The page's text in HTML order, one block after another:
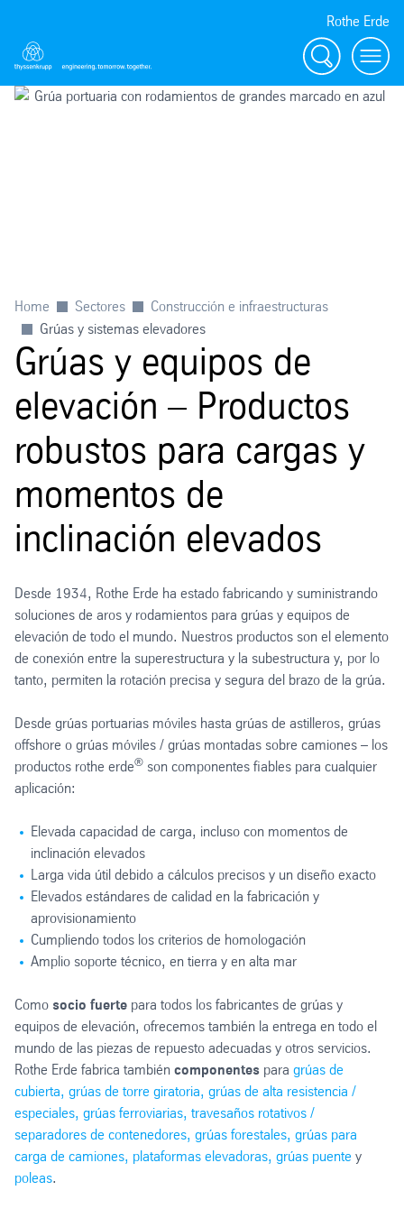
Rothe Erde
Buscar
Home Sectores
Construcción e infraestructuras
Grúas y sistemas elevadores
Grúas y equipos de
elevación – Productos
robustos para cargas y
momentos de
inclinación elevados
Desde 1934, Rothe Erde ha estado fabricando y suministrando
soluciones de aros y rodamientos para grúas y equipos de
elevación de todo el mundo. Nuestros productos son el elemento
de conexión entre la superestructura y la subestructura y, por lo
tanto, permiten la rotación precisa y segura del brazo de la grúa.
Desde grúas portuarias móviles hasta grúas de astilleros, grúas
offshore o grúas móviles / grúas montadas sobre camiones – los
productos rothe erde® son componentes fiables para cualquier
aplicación:
Elevada capacidad de carga, incluso con momentos de
inclinación elevados
Larga vida útil debido a cálculos precisos y un diseño exacto
Elevados estándares de calidad en la fabricación y
aprovisionamiento
Cumpliendo todos los criterios de homologación
Amplio soporte técnico, en tierra y en alta mar
Como socio fuerte para todos los fabricantes de grúas y
equipos de elevación, ofrecemos también la entrega en todo el
mundo de las piezas de repuesto adecuadas y otros servicios.
Rothe Erde fabrica también componentes para grúas de
cubierta, grúas de torre giratoria, grúas de alta resistencia /
especiales, grúas ferroviarias, travesaños rotativos /
separadores de contenedores, grúas forestales, grúas para
carga de camiones, plataformas elevadoras, grúas puente y
poleas.